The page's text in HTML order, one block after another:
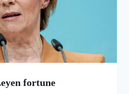
fortune